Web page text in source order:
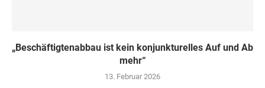
„Beschäftigtenabbau ist kein konjunkturelles Auf und Ab
mehr“
13. Februar 2026